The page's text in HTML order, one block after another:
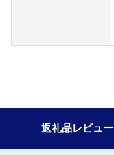
返礼品レビュー